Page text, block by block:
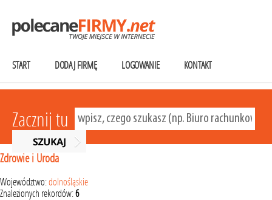
START DODAJ FIRMĘ LOGOWANIE KONTAKT
Zacznij tu
Zdrowie i Uroda
Województwo:dolnośląskie
Znalezionych rekordów:6